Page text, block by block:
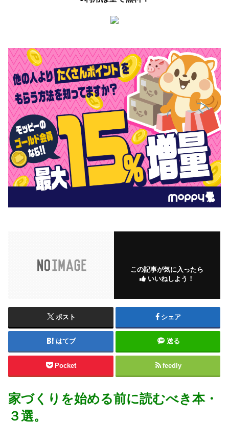
この記事が気に入ったら
いいねしよう！
ポスト シェア
はてブ 送る
Pocket feedly
家づくりを始める前に読むべき本・
３選。